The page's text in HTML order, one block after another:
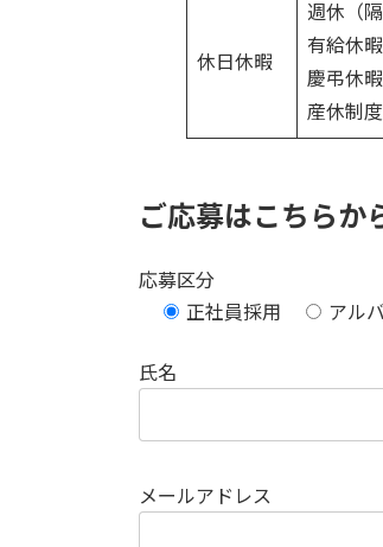
休日休暇
週休（
有給休暇
慶弔休暇
産休制度
ご応募はこちらか
応募区分
正社員採用
アル
氏名
メールアドレス